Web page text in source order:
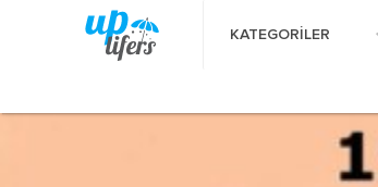
KATEGORİLER